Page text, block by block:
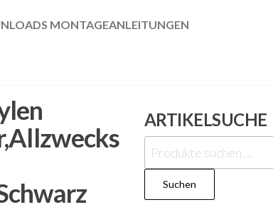
MONTAGEANLEITUNGEN
ARTIKELSUCHE
Suchen
nach:
Suchen